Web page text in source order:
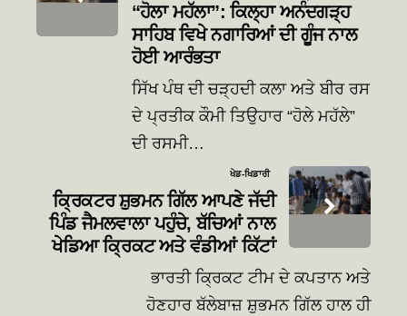
“ਹੋਲਾ ਮਹੱਲਾ”: ਕਿਲ੍ਹਾ ਅਨੰਦਗੜ੍ਹ
ਸਾਹਿਬ ਵਿਖੇ ਨਗਾਰਿਆਂ ਦੀ ਗੂੰਜ ਨਾਲ
ਹੋਈ ਆਰੰਭਤਾ
ਸਿੱਖ ਪੰਥ ਦੀ ਚੜ੍ਹਦੀ ਕਲਾ ਅਤੇ ਬੀਰ ਰਸ
ਦੇ ਪ੍ਰਤੀਕ ਕੌਮੀ ਤਿਉਹਾਰ “ਹੋਲੇ ਮਹੱਲੇ”
ਦੀ ਰਸਮੀ…
ਖੇਡ-ਖਿਡਾਰੀ
ਕ੍ਰਿਕਟਰ ਸ਼ੁਭਮਨ ਗਿੱਲ ਆਪਣੇ ਜੱਦੀ
ਪਿੰਡ ਜੈਮਲਵਾਲਾ ਪਹੁੰਚੇ, ਬੱਚਿਆਂ ਨਾਲ
ਖੇਡਿਆ ਕ੍ਰਿਕਟ ਅਤੇ ਵੰਡੀਆਂ ਕਿੱਟਾਂ
ਭਾਰਤੀ ਕ੍ਰਿਕਟ ਟੀਮ ਦੇ ਕਪਤਾਨ ਅਤੇ
ਹੋਣਹਾਰ ਬੱਲੇਬਾਜ਼ ਸ਼ੁਭਮਨ ਗਿੱਲ ਹਾਲ ਹੀ